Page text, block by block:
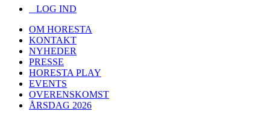
LOG IND
OM HORESTA
KONTAKT
NYHEDER
PRESSE
HORESTA PLAY
EVENTS
OVERENSKOMST
ÅRSDAG 2026